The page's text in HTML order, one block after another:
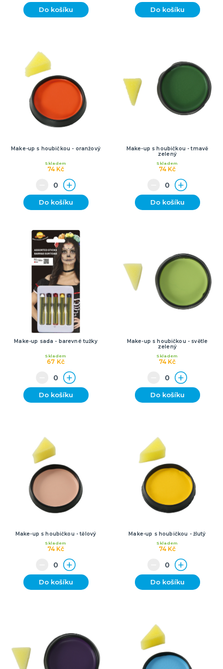
Do košíku Do košíku
Make-up s houbičkou - oranžový
74 Kč
Skladem
Do košíku
Make-up s houbičkou - tmavě
zelený
74 Kč
Skladem
Do košíku
Make-up sada - barevné tužky
67 Kč
Skladem
Do košíku
Make-up s houbičkou - světle
zelený
74 Kč
Skladem
Do košíku
Make-up s houbičkou - tělový
74 Kč
Skladem
Do košíku
Make-up s houbičkou - žlutý
74 Kč
Skladem
Do košíku